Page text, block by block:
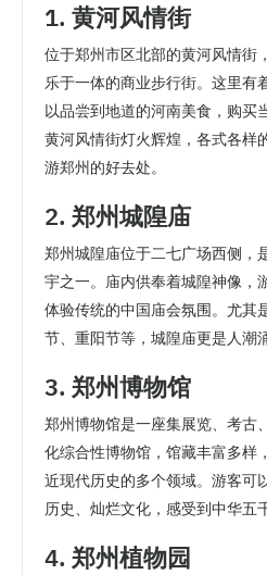
1. 黄河风情街
位于郑州市区北部的黄河风情街
乐于一体的商业步行街。这里有
以品尝到地道的河南美食，购买
黄河风情街灯火辉煌，各式各样
游郑州的好去处。
2. 郑州城隍庙
郑州城隍庙位于二七广场西侧，
宇之一。庙内供奉着城隍神像，
体验传统的中国庙会氛围。尤其
节、重阳节等，城隍庙更是人潮
3. 郑州博物馆
郑州博物馆是一座集展览、考古
化综合性博物馆，馆藏丰富多样
近现代历史的多个领域。游客可
历史、灿烂文化，感受到中华五
4. 郑州植物园